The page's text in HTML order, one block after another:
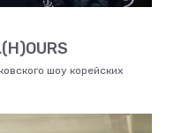
шоу корейских